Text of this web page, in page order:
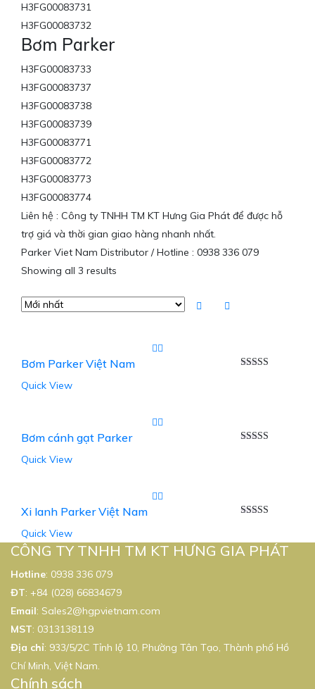
H3FG00083731
H3FG00083732
Bơm Parker
H3FG00083733
H3FG00083737
H3FG00083738
H3FG00083739
H3FG00083771
H3FG00083772
H3FG00083773
H3FG00083774
Liên hệ : Công ty TNHH TM KT Hưng Gia Phát để được hỗ
trợ giá và thời gian giao hàng nhanh nhất.
Parker Viet Nam Distributor / Hotline : 0938 336 079
Showing all 3 results
Bơm Parker Việt Nam
Quick View
Bơm cánh gạt Parker
Quick View
sao
Xi lanh Parker Việt Nam
Quick View
CÔNG TY TNHH TM KT HƯNG GIA PHÁT
Hotline: 0938 336 079
ĐT: +84 (028) 66834679
Email: Sales2@hgpvietnam.com
MST: 0313138119
Địa chỉ: 933/5/2C Tỉnh lộ 10, Phường Tân Tạo, Thành phố Hồ
Chí Minh, Việt Nam.
Chính sách